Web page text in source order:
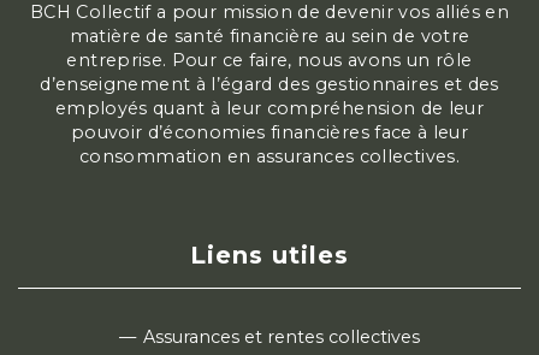
BCH Collectif a pour mission de devenir vos alliés en
matière de santé financière au sein de votre
entreprise. Pour ce faire, nous avons un rôle
d’enseignement à l’égard des gestionnaires et des
employés quant à leur compréhension de leur
pouvoir d’économies financières face à leur
consommation en assurances collectives.
Liens utiles
Assurances et rentes collectives